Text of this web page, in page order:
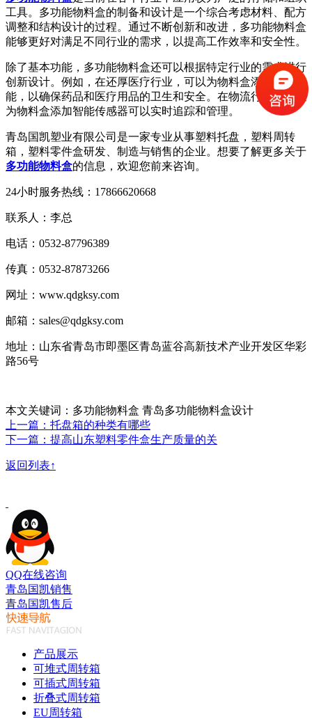
工具。多功能物料盒的制备和设计是一个综合考虑材料、配方
调整和结构设计的过程。通过不断创新和改进，多功能物料盒
能够更好对满足不同行业的需求，以提高工作效率和安全性。
除了基本功能，多功能物料盒还可以根据特定行业的需求进行
创新设计。例如，在还厚医疗行业，可以为物料盒添加密封功
能，以确保药品和医疗用品的卫生和安全。在物流行业，可以
为物料盒添加智能传感器可以实时追踪和管理。
青岛国凯塑业有限公司是一家专业从事塑料托盘，塑料周转
箱，塑料零件盒研发、制造与销售的企业。想要了解更多关于
多功能物料盒的信息，欢迎您前来咨询。
24小时服务热线：17866620668
联系人：李总
电话：0532-87796389
传真：0532-87873266
网址：www.qdgksy.com
邮箱：sales@qdgksy.com
地址：山东省青岛市即墨区青岛蓝谷高新技术产业开发区华彩
路56号
本文关键词：多功能物料盒 青岛多功能物料盒设计
上一篇：托盘箱的种类有哪些
下一篇：提高山东塑料零件盒生产质量的关
返回列表↑
QQ在线咨询
青岛国凯销售
青岛国凯售后
产品展示
可堆式周转箱
可插式周转箱
折叠式周转箱
EU周转箱